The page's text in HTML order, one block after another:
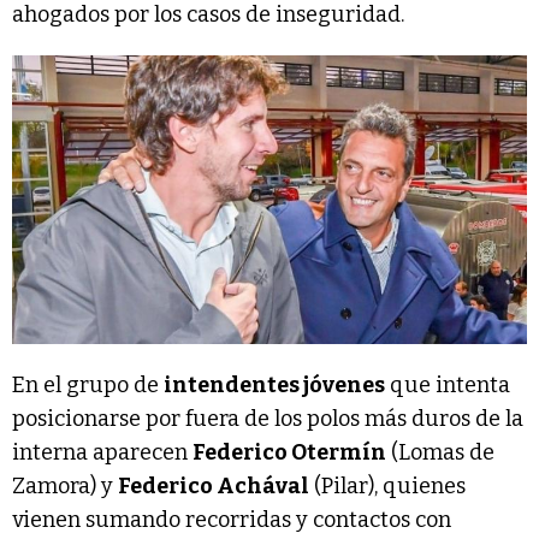
ahogados por los casos de inseguridad.
En el grupo de intendentes jóvenes que intenta
posicionarse por fuera de los polos más duros de la
interna aparecen Federico Otermín (Lomas de
Zamora) y Federico Achával (Pilar), quienes
vienen sumando recorridas y contactos con